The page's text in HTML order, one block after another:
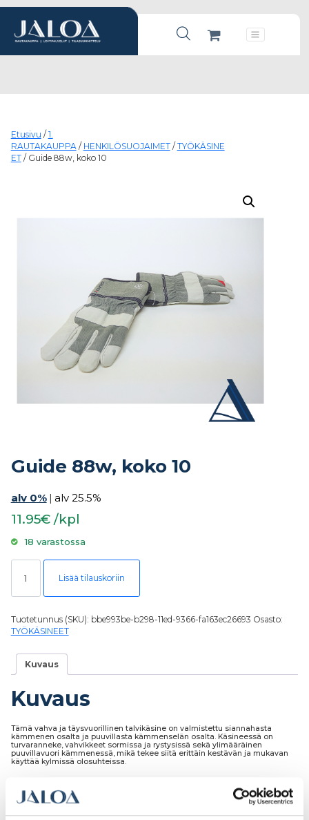
Products search
Päävalikko
Etusivu / 1.
RAUTAKAUPPA/ HENKILÖSUOJAIMET/ TYÖKÄSINE
ET/ Guide 88w, koko 10
Guide 88w, koko 10
alv 0% | alv 25.5%
11.95€ /kpl
18 varastossa
Guide 88w, koko 10 määrä
Lisää tilauskoriin
Tuotetunnus (SKU): bbe993be-b298-11ed-9366-fa163ec26693 Osasto:
TYÖKÄSINEET
Kuvaus
Kuvaus
Tämä vahva ja täysvuorillinen talvikäsine on valmistettu siannahasta
kämmenen osalta ja puuvillasta kämmenselän osalta. Käsineessä on
turvaranneke, vahvikkeet sormissa ja rystysissä sekä ylimääräinen
puuvillavuori kämmenessä, mikä tekee siitä erittäin kestävän ja mukavan
käyttää kylmissä olosuhteissa.